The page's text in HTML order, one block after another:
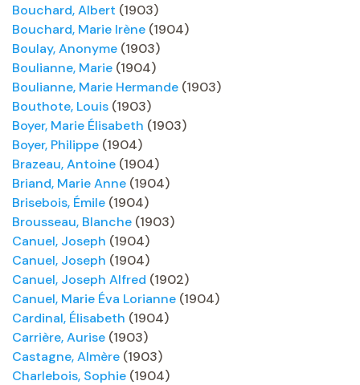
Bouchard, Albert (1903)
Bouchard, Marie Irène (1904)
Boulay, Anonyme (1903)
Boulianne, Marie (1904)
Boulianne, Marie Hermande (1903)
Bouthote, Louis (1903)
Boyer, Marie Élisabeth (1903)
Boyer, Philippe (1904)
Brazeau, Antoine (1904)
Briand, Marie Anne (1904)
Brisebois, Émile (1904)
Brousseau, Blanche (1903)
Canuel, Joseph (1904)
Canuel, Joseph (1904)
Canuel, Joseph Alfred (1902)
Canuel, Marie Éva Lorianne (1904)
Cardinal, Élisabeth (1904)
Carrière, Aurise (1903)
Castagne, Almère (1903)
Charlebois, Sophie (1904)